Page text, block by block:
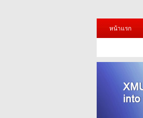
หน้าแรก